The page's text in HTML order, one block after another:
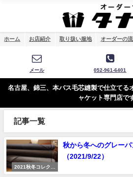
ホーム お店紹介 取り扱い服地 オーダーの
メール 052-961-6401
名古屋、錦三、本バス毛芯縫製で仕立てる
ャケット専門店で
記事一覧
2021秋冬コレクシ
ョン
秋から冬へのグレー
（2021/9/22）